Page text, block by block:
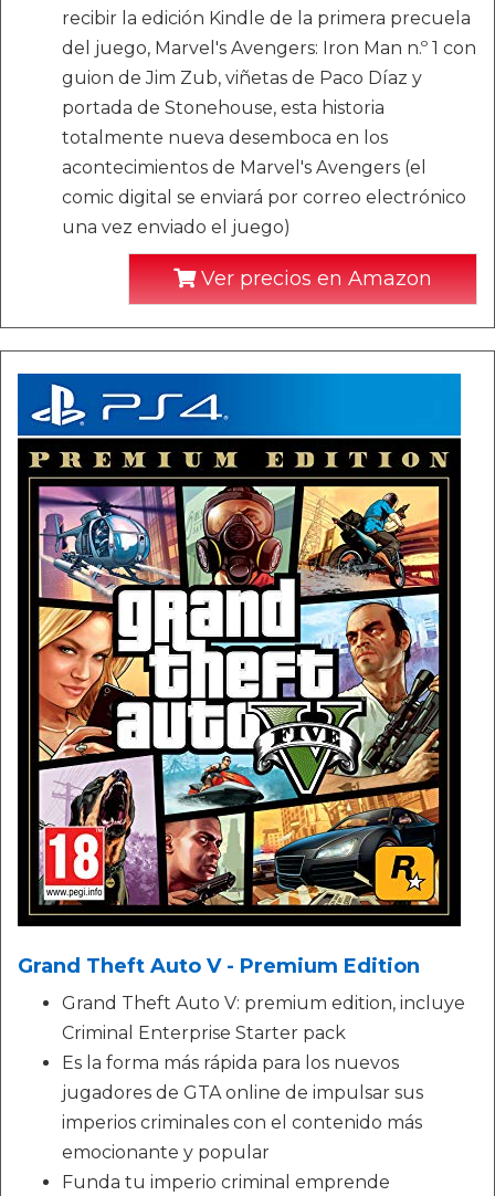
recibir la edición Kindle de la primera precuela
del juego, Marvel's Avengers: Iron Man n.º 1 con
guion de Jim Zub, viñetas de Paco Díaz y
portada de Stonehouse, esta historia
totalmente nueva desemboca en los
acontecimientos de Marvel's Avengers (el
comic digital se enviará por correo electrónico
una vez enviado el juego)
Ver precios en Amazon
Grand Theft Auto V - Premium Edition
Grand Theft Auto V: premium edition, incluye
Criminal Enterprise Starter pack
Es la forma más rápida para los nuevos
jugadores de GTA online de impulsar sus
imperios criminales con el contenido más
emocionante y popular
Funda tu imperio criminal emprende